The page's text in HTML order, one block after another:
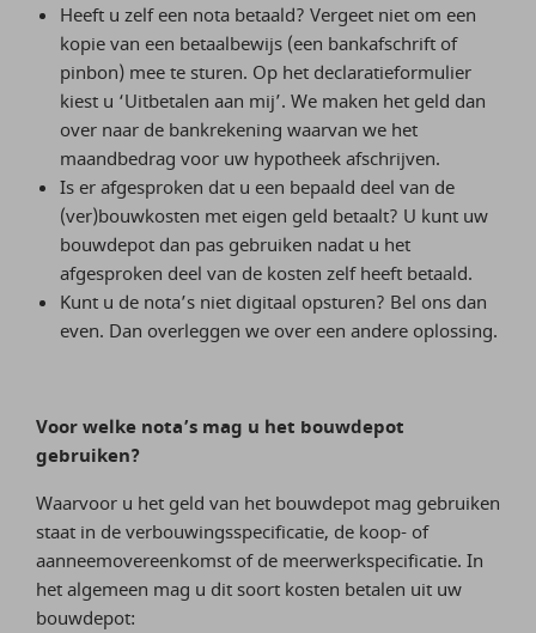
Heeft u zelf een nota betaald? Vergeet niet om een
kopie van een betaalbewijs (een bankafschrift of
pinbon) mee te sturen. Op het declaratieformulier
kiest u ‘Uitbetalen aan mij’. We maken het geld dan
over naar de bankrekening waarvan we het
maandbedrag voor uw hypotheek afschrijven.
Is er afgesproken dat u een bepaald deel van de
(ver)bouwkosten met eigen geld betaalt? U kunt uw
bouwdepot dan pas gebruiken nadat u het
afgesproken deel van de kosten zelf heeft betaald.
Kunt u de nota’s niet digitaal opsturen? Bel ons dan
even. Dan overleggen we over een andere oplossing.
Voor welke nota’s mag u het bouwdepot
gebruiken?
Waarvoor u het geld van het bouwdepot mag gebruiken
staat in de verbouwingsspecificatie, de koop- of
aanneemovereenkomst of de meerwerkspecificatie. In
het algemeen mag u dit soort kosten betalen uit uw
bouwdepot: